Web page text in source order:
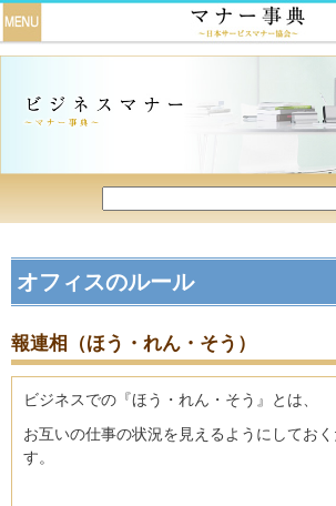
オフィスのルール
報連相（ほう・れん・そう）
ビジネスでの『ほう・れん・そう』とは、
お互いの仕事の状況を見えるようにしてお
す。